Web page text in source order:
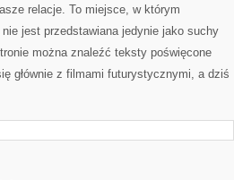
relacje. To miejsce, w którym
jest przedstawiana jedynie jako suchy
można znaleźć teksty poświęcone
głównie z filmami futurystycznymi, a dziś